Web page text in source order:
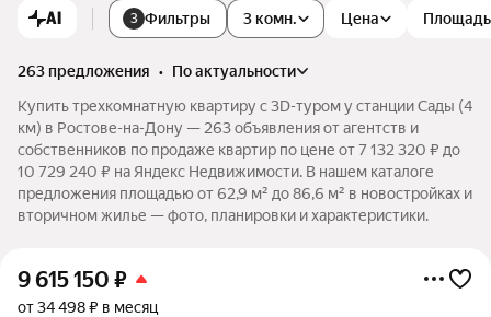
AI 3 Фильтры 3 комн. Цена Площадь
263 предложения •
по актуальности
Купить трехкомнатную квартиру c 3D-туром у станции Сады (4
км) в Ростове-на-Дону — 263 объявления от агентств и
собственников по продаже квартир по цене от 7 132 320 ₽ до
10 729 240 ₽ на Яндекс Недвижимости. В нашем каталоге
предложения площадью от 62,9 м² до 86,6 м² в новостройках и
вторичном жилье — фото, планировки и характеристики.
9 615 150 ₽
от 34 498 ₽ в месяц